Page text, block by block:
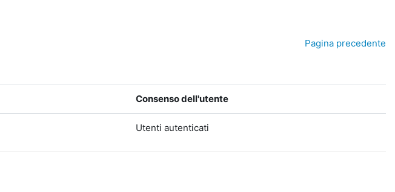
Pagina precedente
Consenso dell'utente
Utenti autenticati